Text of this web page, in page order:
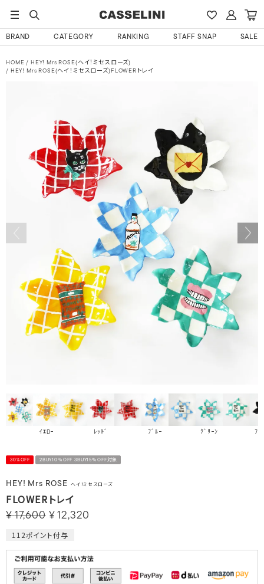
BRAND CATEGORY RANKING STAFF SNAP SALE
HOME
HEY! Mrs ROSE(ヘイ！ミセスローズ)
HEY! Mrs ROSE(ヘイ！ミセスローズ)FLOWERトレイ
ｲｴﾛｰ ﾚｯﾄﾞ ﾌﾞﾙｰ ｸﾞﾘｰﾝ ﾌﾞ
30%OFF 2BUY10％OFF 3BUY15％OFF対象
HEY! Mrs ROSE ヘイ！ミセスローズ
FLOWERトレイ
¥ 17,600 ¥ 12,320
112ポイント付与